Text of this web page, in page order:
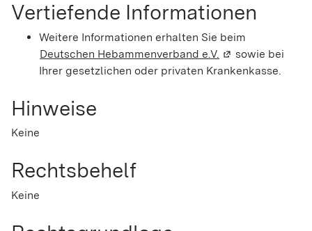
Vertiefende Informationen
Weitere Informationen erhalten Sie beim
Deutschen Hebammenverband e.V. (Wird in einem
sowie bei
Ihrer gesetzlichen oder privaten Krankenkasse.
Hinweise
Keine
Rechtsbehelf
Keine